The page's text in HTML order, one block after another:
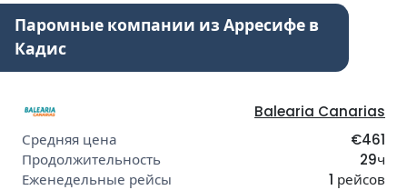
Паромные компании из Арресифе в
Кадис
Balearia Canarias
€461
29ч
1 рейсов